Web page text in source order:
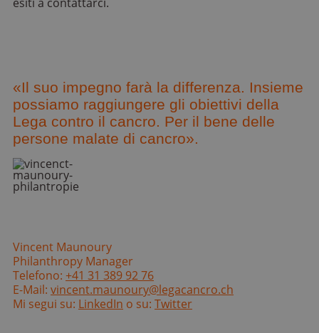
«Il suo impegno farà la differenza. Insieme
possiamo raggiungere gli obiettivi della
Lega contro il cancro. Per il bene delle
persone malate di cancro».
Vincent Maunoury
Philanthropy Manager
Telefono: +41 31 389 92 76
E-Mail: vincent.maunoury@legacancro.ch
Mi segui su: LinkedIn o su: Twitter